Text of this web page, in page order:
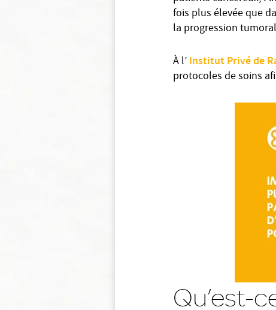
fois plus élevée que
la progression
À l’Institut Privé de
protocoles de soins
Qu’est-